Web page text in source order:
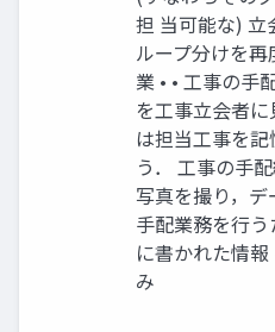
担 当可能な) 立
ループ分けを再
業 • • 工事の手
を工事立会者
は担当工事を
う． 工事の手
写真を撮り，
手配業務を行
に書かれた情
み